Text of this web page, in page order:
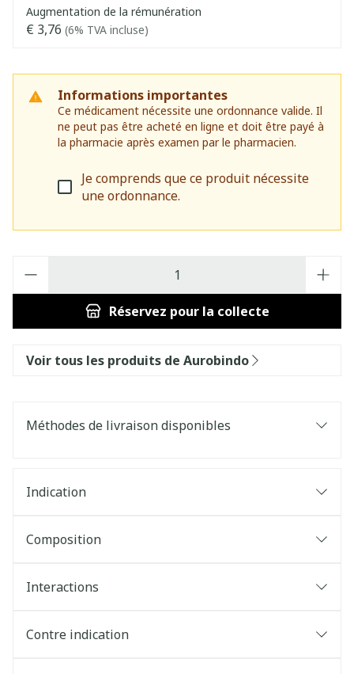
Augmentation de la rémunération
€ 3,76 (6% TVA incluse)
Informations importantes
Ce médicament nécessite une ordonnance valide. Il
ne peut pas être acheté en ligne et doit être payé à
la pharmacie après examen par le pharmacien.
Je comprends que ce produit nécessite
une ordonnance.
Réservez pour la collecte
Voir tous les produits de Aurobindo
Méthodes de livraison disponibles
Indication
Composition
Interactions
Contre indication